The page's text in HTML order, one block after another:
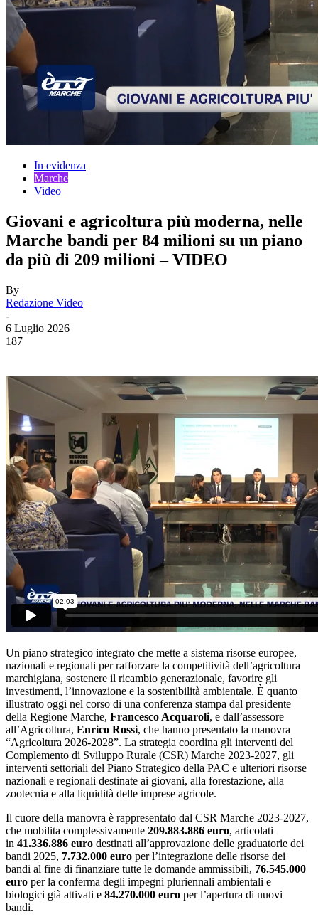
In evidenza
Marche
Video
Giovani e agricoltura più moderna, nelle
Marche bandi per 84 milioni su un piano
da più di 209 milioni – VIDEO
By
Redazione Video
-
6 Luglio 2026
187
Un piano strategico integrato che mette a sistema risorse europee,
nazionali e regionali per rafforzare la competitività dell’agricoltura
marchigiana, sostenere il ricambio generazionale, favorire gli
investimenti, l’innovazione e la sostenibilità ambientale. È quanto
illustrato oggi nel corso di una conferenza stampa dal presidente
della Regione Marche, Francesco Acquaroli, e dall’assessore
all’Agricoltura, Enrico Rossi, che hanno presentato la manovra
“Agricoltura 2026-2028”. La strategia coordina gli interventi del
Complemento di Sviluppo Rurale (CSR) Marche 2023-2027, gli
interventi settoriali del Piano Strategico della PAC e ulteriori risorse
nazionali e regionali destinate ai giovani, alla forestazione, alla
zootecnia e alla liquidità delle imprese agricole.
Il cuore della manovra è rappresentato dal CSR Marche 2023-2027,
che mobilita complessivamente 209.883.886 euro, articolati
in 41.336.886 euro destinati all’approvazione delle graduatorie dei
bandi 2025, 7.732.000 euro per l’integrazione delle risorse dei
bandi al fine di finanziare tutte le domande ammissibili, 76.545.000
euro per la conferma degli impegni pluriennali ambientali e
biologici già attivati e 84.270.000 euro per l’apertura di nuovi
bandi.